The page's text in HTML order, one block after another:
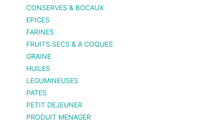
CONSERVES & BOCAUX
EPICES
FARINES
FRUITS SECS & A COQUES
GRAINE
HUILES
LEGUMINEUSES
PATES
PETIT DEJEUNER
PRODUIT MENAGER